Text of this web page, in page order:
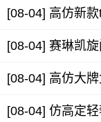
[08-04] 高仿新
[08-04] 赛琳凯
[08-04] 高仿大
[08-04] 仿高定